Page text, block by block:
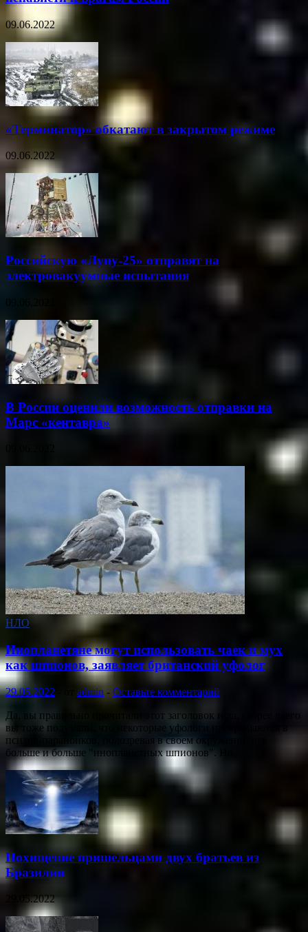
09.06.2022
«Терминатор» обкатают в закрытом режиме
09.06.2022
Российскую «Луну-25» отправят на
электровакуумные испытания
09.06.2022
В России оценили возможность отправки на
Марс «кентавра»
НЛО
Инопланетяне могут использовать чаек и мух
как шпионов, заявляет британский уфолог
29.05.2022 admin - Оставьте комментарий
Да, вы правильно прочитали этот заголовок и да, скорее всего
вы тоже подумали, что некоторые уфологи превращаются в
психов-параноиков, подозревая в своем окружении все
больше и больше "инопланетных шпионов". Но, …
Похищение пришельцами двух братьев из
Бразилии
29.05.2022